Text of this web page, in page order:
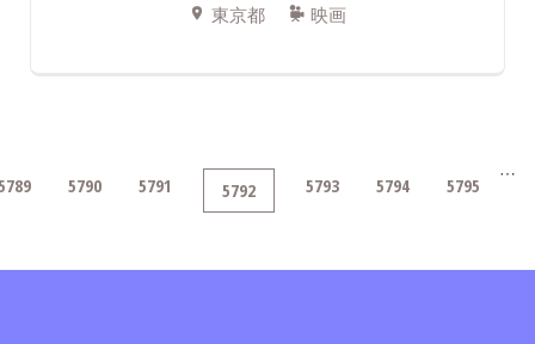
東京都 映画
5790 5791 5792 5793 5794 5795 …